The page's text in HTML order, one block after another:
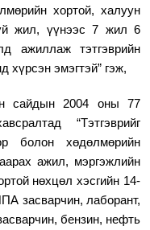
хортой, халуун
жил, үүнээс 7 жил 6
ажиллаж тэтгэврийн
хүрсэн эмэгтэй” гэж,
сайдын 2004 оны 77
“Тэтгэврийг
болон хөдөлмөрийн
ажил, мэргэжлийн
нөхцөл хэсгийн 14-
засварчин, лаборант,
бензин, нефть